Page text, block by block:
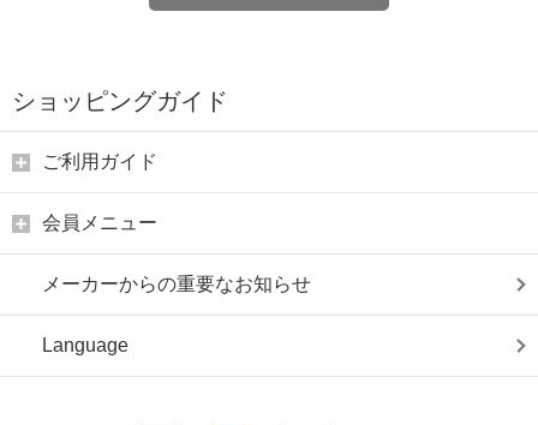
ショッピングガイド
ご利用ガイド
会員メニュー
メーカーからの重要なお知らせ
Language